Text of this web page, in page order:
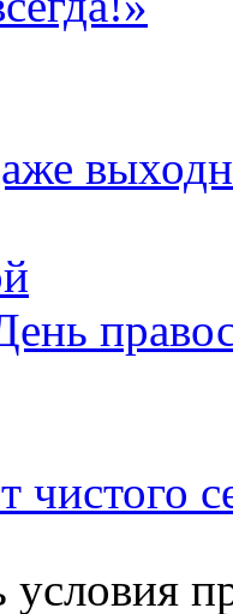
чистого